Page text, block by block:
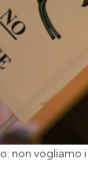
non vogliamo